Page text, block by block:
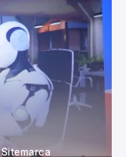
Sitemarca